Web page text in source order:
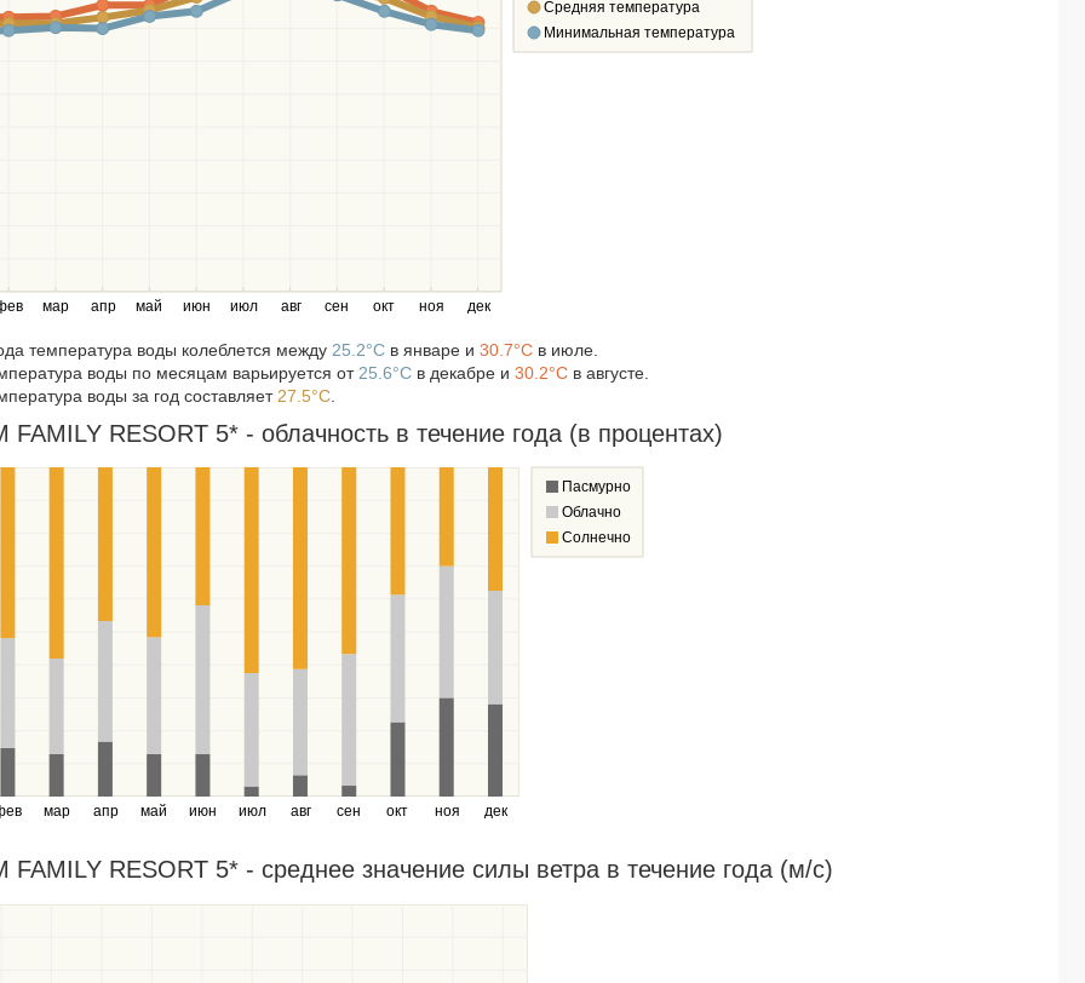
HOTEL LAS MORLAS (ex. BE LIVE LAS MORLAS) 4*
ROC PRESIDENTE 4*
STARFISH CUATRO PALMAS (ex. MERCURE CUATRO PALMAS) 4*
IBEROSTAR MARQUES DE LA TORRE 5*
GRAND MEMORIES HOLGUIN 5*
GRAND ASTON 5*
мар апр май июн июл авг сен окт ноя дек
Средняя температура
Минимальная температура
температура воды колеблется между 25.2°C в январе и 30.7°C в июле.
воды по месяцам варьируется от 25.6°C в декабре и 30.2°C в августе.
воды за год составляет 27.5°C
FAMILY RESORT 5* - облачность в течение года (в процентах)
мар апр май июн июл авг сен окт ноя дек
Пасмурно
Облачно
Солнечно
FAMILY RESORT 5* - среднее значение силы ветра в течение года (м/c)